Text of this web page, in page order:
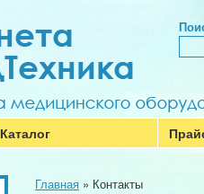
Каталог
Главная » Контакты